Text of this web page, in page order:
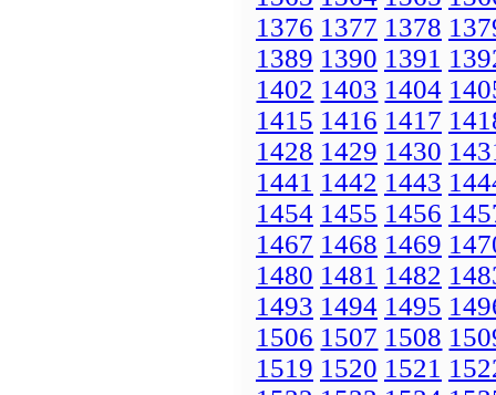
1376 1377 1378
1389 1390 1391
1402 1403 1404
1415 1416 1417
1428 1429 1430
1441 1442 1443
1454 1455 1456
1467 1468 1469
1480 1481 1482
1493 1494 1495
1506 1507 1508
1519 1520 1521